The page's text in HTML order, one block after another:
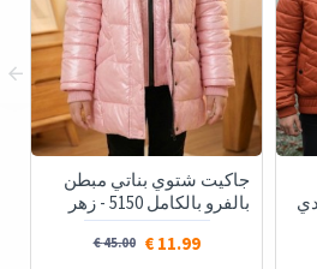
جاكيت شتوي بناتي مبطن
بالفرو بالكامل 5150 - زهر
11.99 €
45.00 €